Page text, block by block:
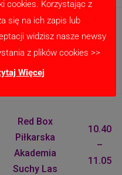
Szkółka
Piłkarska
Waldemara
Przysiudy
10.15
–
Red Box
Piłkarska
Akademia
Suchy Las
10.40
–
11.05
cookies. Korzystając z
się na ich zapis lub
widzisz nasze newsy
z plików cookies >>
Więcej